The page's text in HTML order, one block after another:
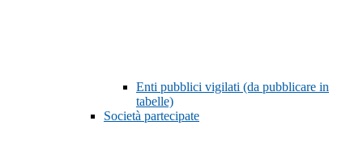
Enti pubblici vigilati (da pubblicare in
tabelle)
Società partecipate